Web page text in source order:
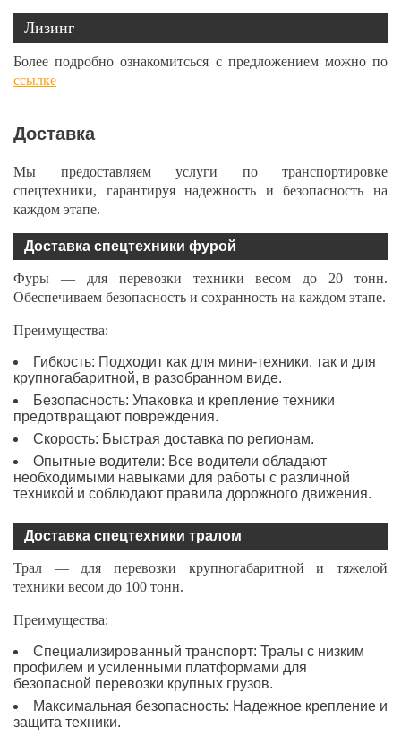
Лизинг
Более подробно ознакомитсься с предложением можно по
ссылке
Доставка
Мы предоставляем услуги по транспортировке
спецтехники, гарантируя надежность и безопасность на
каждом этапе.
Доставка спецтехники фурой
Фуры — для перевозки техники весом до 20 тонн.
Обеспечиваем безопасность и сохранность на каждом этапе.
Преимущества:
Гибкость: Подходит как для мини-техники, так и для
крупногабаритной, в разобранном виде.
Безопасность: Упаковка и крепление техники
предотвращают повреждения.
Скорость: Быстрая доставка по регионам.
Опытные водители: Все водители обладают
необходимыми навыками для работы с различной
техникой и соблюдают правила дорожного движения.
Доставка спецтехники тралом
Трал — для перевозки крупногабаритной и тяжелой
техники весом до 100 тонн.
Преимущества:
Специализированный транспорт: Тралы с низким
профилем и усиленными платформами для
безопасной перевозки крупных грузов.
Максимальная безопасность: Надежное крепление и
защита техники.